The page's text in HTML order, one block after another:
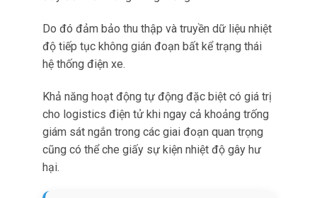
Công ty logistics điều động xe có làm lạnh đến
hiện trường, chuyển hàng ngay, bảo vệ lô hàng
trị giá hàng tỷ đồng.
Độ chính xác đo lường cao
Linh kiện điện tử hoạt động trong các thông số
môi trường được xác định chặt chẽ.